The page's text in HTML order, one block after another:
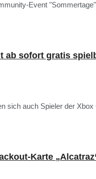
Event
ab sofort gratis
sich auch Spieler der
Karte